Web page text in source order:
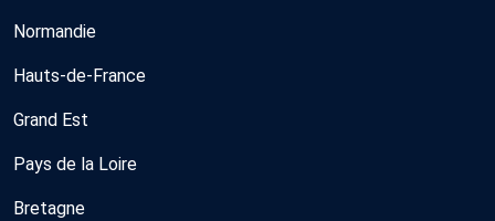
Normandie
Hauts-de-France
Grand Est
Pays de la Loire
Bretagne